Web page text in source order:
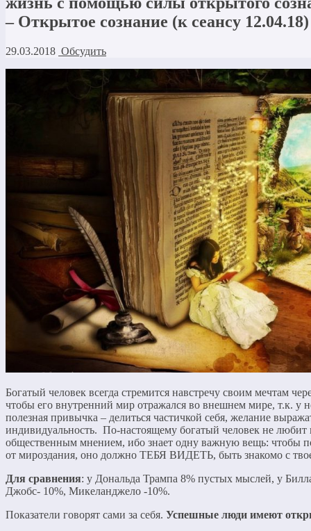
– Открытое сознание (к сеансу 12.04.18)
29.03.2018 Обсудить
Богатый человек всегда стремится навстречу своим мечтам
чтобы его внутренний мир отражался во внешнем мире, т.к. у
полезная привычка – делиться частичкой себя, желание
индивидуальность. По-настоящему богатый человек не любит
общественным мнением, ибо знает одну важную вещь: чтобы
от мироздания, оно должно ТЕБЯ ВИДЕТЬ, быть знакомо с
Для сравнения: у Дональда Трампа 8% пустых мыслей, у
Джобс- 10%, Микеланджело -10%.
Показатели говорят сами за себя. Успешные люди имеют